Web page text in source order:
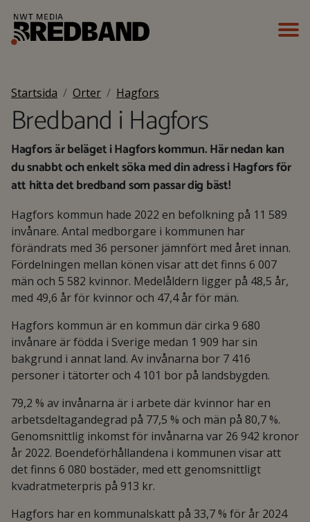
Startsida Orter Hagfors
Bredband i Hagfors
Hagfors är beläget i Hagfors kommun. Här nedan kan
du snabbt och enkelt söka med din adress i Hagfors för
att hitta det bredband som passar dig bäst!
Hagfors kommun hade 2022 en befolkning på 11 589
invånare. Antal medborgare i kommunen har
förändrats med 36 personer jämnfört med året innan.
Fördelningen mellan könen visar att det finns 6 007
män och 5 582 kvinnor. Medelåldern ligger på 48,5 år,
med 49,6 år för kvinnor och 47,4 år för män.
Hagfors kommun är en kommun där cirka 9 680
invånare är födda i Sverige medan 1 909 har sin
bakgrund i annat land. Av invånarna bor 7 416
personer i tätorter och 4 101 bor på landsbygden.
79,2 % av invånarna är i arbete där kvinnor har en
arbetsdeltagandegrad på 77,5 % och män på 80,7 %.
Genomsnittlig inkomst för invånarna var 26 942 kronor
år 2022. Boendeförhållandena i kommunen visar att
det finns 6 080 bostäder, med ett genomsnittligt
kvadratmeterpris på 913 kr.
Hagfors har en kommunalskatt på 33,7 % för år 2024